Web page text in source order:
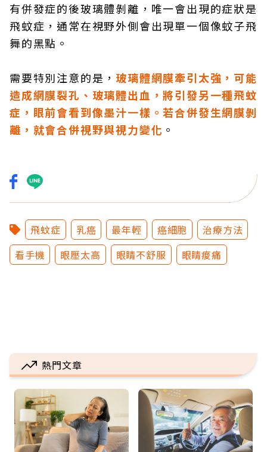
有併發症的後玻璃體剝離，唯一會出現的症狀是
飛蚊症，通常在視野外側會出現單一個像蚊子飛
舞的黑點。
需要特別注意的是， 玻璃體網膜牽引太強，可能
造成網膜裂孔、玻璃體出血，將引發另一種飛蚊
症，眼前會看到像墨汁一樣。若合併發生網膜剝
離，就會合併視野與視力變化 。
飛蚊症 乳癌 最年輕 癌細胞
治療方法
看手機
眼壓太高 眼睛不舒服 眼睛痠痛
熱門文章